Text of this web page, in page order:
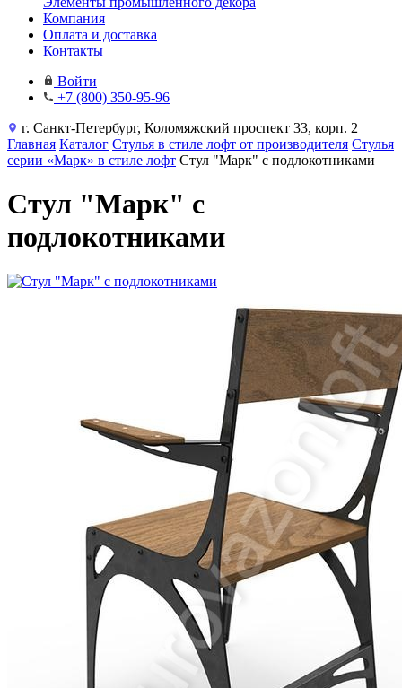
Компания
Оплата и доставка
Контакты
Войти
+7 (800) 350-95-96
г. Санкт-Петербург, Коломяжский проспект 33, корп. 2
Главная Каталог Стулья в стиле лофт от производителя Стулья
серии «Марк» в стиле лофт Стул "Марк" с подлокотниками
Стул "Марк" с
подлокотниками